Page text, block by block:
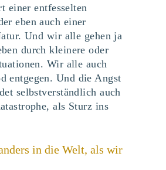
einer entfesselten
eben auch einer
Und wir alle gehen ja
durch kleinere oder
Wir alle auch
entgegen. Und die Angst
selbstverständlich auch
als Sturz ins
in die Welt, als wir